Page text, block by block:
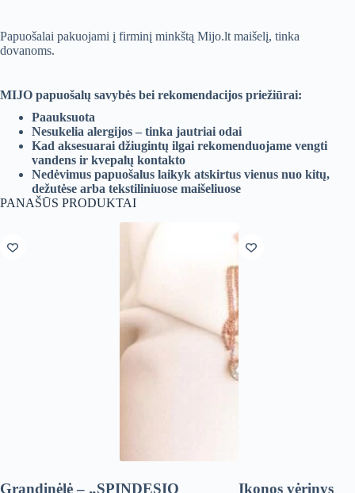
Papuošalai pakuojami į firminį minkštą Mijo.lt maišelį, tinka
dovanoms.
MIJO papuošalų savybės bei rekomendacijos priežiūrai:
Paauksuota
Nesukelia alergijos – tinka jautriai odai
Kad aksesuarai džiugintų ilgai rekomenduojame vengti
vandens ir kvepalų kontakto
Nedėvimus papuošalus laikyk atskirtus vienus nuo kitų,
dežutėse arba tekstiliniuose maišeliuose
PANAŠŪS PRODUKTAI
Grandinėlė – „SPINDESIO Ikonos vėrinys